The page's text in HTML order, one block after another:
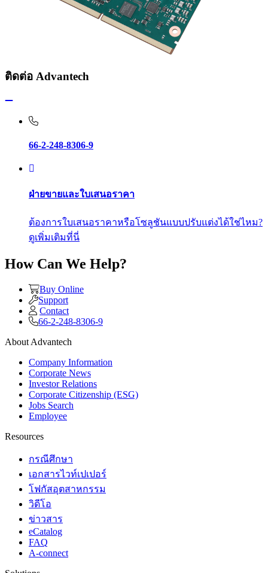
ติดต่อ Advantech
66-2-248-8306-9
ฝ่ายขายและใบเสนอราคา
ต้องการใบเสนอราคาหรือโซลูชันแบบปรับแต่งได้ใช่ไหม?
ดูเพิ่มเติมที่นี่
How Can We Help?
Buy Online
Support
Contact
66-2-248-8306-9
About Advantech
Company Information
Corporate News
Investor Relations
Corporate Citizenship (ESG)
Jobs Search
Employee
Resources
กรณีศึกษา
เอกสารไวท์เปเปอร์
โฟกัสอุตสาหกรรม
วิดีโอ
ข่าวสาร
eCatalog
FAQ
A-connect